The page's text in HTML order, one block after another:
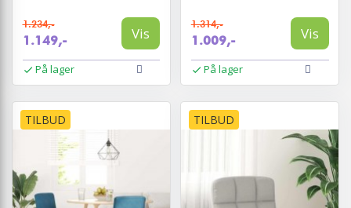
1.234,-
1.149,- Vis
På lager
1.314,-
1.009,- Vis
På lager
TILBUD TILBUD